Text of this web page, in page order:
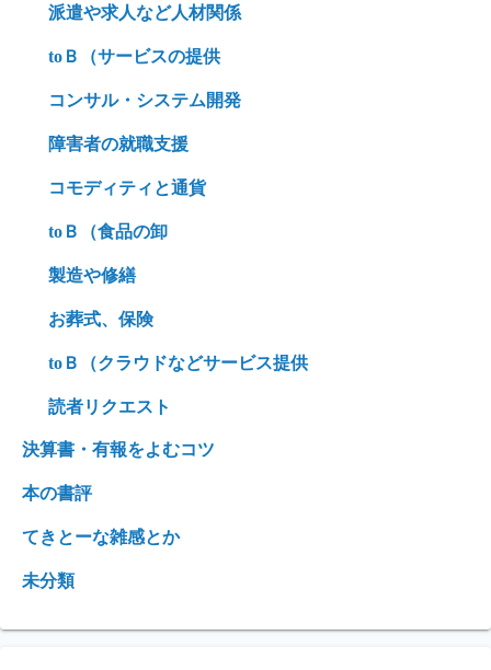
派遣や求人など人材関係
toＢ（サービスの提供
コンサル・システム開発
障害者の就職支援
コモディティと通貨
toＢ（食品の卸
製造や修繕
お葬式、保険
toＢ（クラウドなどサービス提供
読者リクエスト
決算書・有報をよむコツ
本の書評
てきとーな雑感とか
未分類